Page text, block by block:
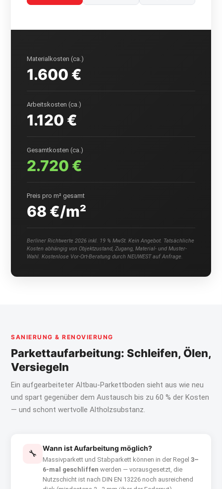
Materialkosten (ca.)
1.600 €
Arbeitskosten (ca.)
1.120 €
Gesamtkosten (ca.)
2.720 €
Preis pro m² gesamt
68 €/m²
Berliner Richtwerte 2026 inkl. 19 % MwSt. Kein Angebot. Tatsächliche
Kosten abhängig von Objektzustand, Zugang, Material- und Muster-
Wahl. Kostenlose Vor-Ort-Beratung durch NEUWEST auf Anfrage.
SANIERUNG & RENOVIERUNG
Parkettaufarbeitung: Schleifen, Ölen,
Versiegeln
Ein aufgearbeiteter Altbau-Parkettboden sieht aus wie neu
und spart gegenüber dem Austausch bis zu 60 % der Kosten
— und schont wertvolle Altholzsubstanz.
🔧
Wann ist Aufarbeitung möglich?
Massivparkett und Stabparkett können in der Regel 3–
6-mal geschliffen werden — vorausgesetzt, die
Nutzschicht ist nach DIN EN 13226 noch ausreichend